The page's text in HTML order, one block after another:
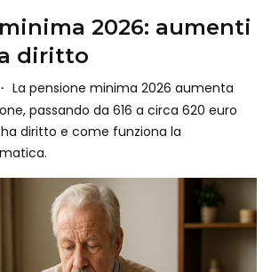
2026: aumenti
diritto
La pensione minima 2026 aumenta
passando da 616 a circa 620 euro
diritto e come funziona la